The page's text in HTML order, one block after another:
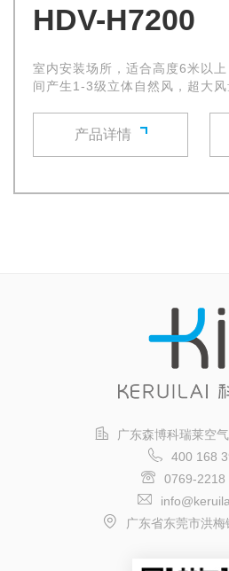
HDV-H7200
室内安装场所，适合高度6米以
间产生1-3级立体自然风，超大风
产品详情
广东森博科瑞莱空
400 168
0769-2218
广东省东莞市洪